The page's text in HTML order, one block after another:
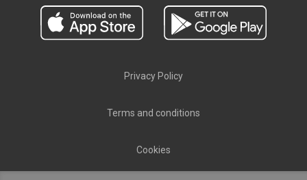
Privacy Policy
Terms and conditions
Cookies